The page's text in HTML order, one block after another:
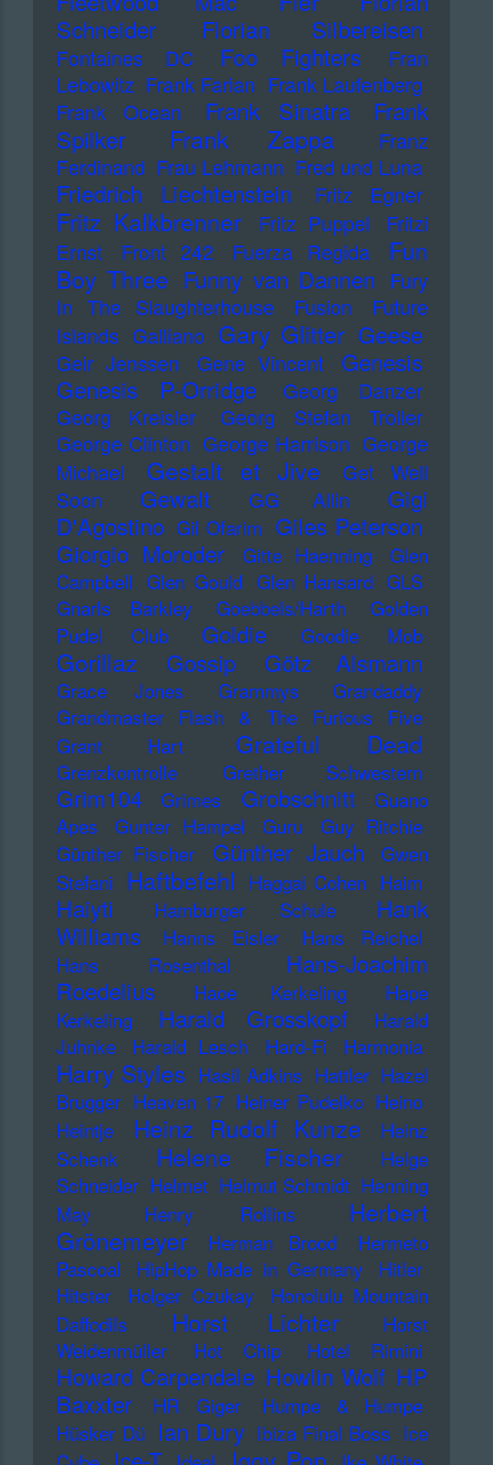
Schneider
Florian Silbereisen
Fontaines DC Foo Fighters
Fran
Lebowitz Frank Farian Frank Laufenberg
Frank Ocean
Frank Sinatra
Frank
Spilker
Frank Zappa
Franz
Ferdinand Frau Lehmann Fred und Luna
Friedrich Liechtenstein Fritz Egner
Fritz Kalkbrenner Fritz Puppel
Fritzi
Ernst
Front 242 Fuerza Regida
Fun
Boy Three Funny van Dannen Fury
In The Slaughterhouse
Fusion
Future
Islands Galliano Gary Glitter Geese
Geir Jenssen Gene Vincent
Genesis
Genesis P-Orridge
Georg Danzer
Georg Kreisler
Georg Stefan Troller
George Clinton George Harrison George
Michael
Gestalt et Jive
Get Well
Soon
Gewalt GG Allin
Gigi
D'Agostino Gil Ofarim Giles Peterson
Giorgio Moroder
Gitte Haenning
Glen
Campbell Glen Gould Glen Hansard GLS
Gnarls Barkley
Goebbels/Harth
Golden
Pudel Club
Goldie Goodie Mob
Gorillaz Gossip Götz Alsmann
Grace Jones Grammys
Grandaddy
Grandmaster Flash & The Furious Five
Grant Hart
Grateful Dead
Grenzkontrolle Grether Schwestern
Grim104 Grimes Grobschnitt
Guano
Apes
Gunter Hampel Guru
Guy Ritchie
Günther Fischer
Günther Jauch
Gwen
Stefani Haftbefehl Haggai Cohen Haim
Haiyti Hamburger Schule
Hank
Williams
Hanns Eisler
Hans Reichel
Hans Rosenthal
Hans-Joachim
Roedelius
Haoe Kerkeling
Hape
Kerkeling
Harald Grosskopf
Harald
Juhnke
Harald Lesch Hard-Fi Harmonia
Harry Styles Hasil Adkins Hattler Hazel
Brugger Heaven 17 Heiner Pudelko Heino
Heintje
Heinz Rudolf Kunze
Heinz
Schenk
Helene Fischer
Helge
Schneider Helmet Helmut Schmidt Henning
May
Henry Rollins
Herbert
Grönemeyer
Herman Brood
Hermeto
Pascoal
HipHop Made in Germany
Hitler
Hitster
Holger Czukay
Honolulu Mountain
Daffodils
Horst Lichter
Horst
Weidenmüller
Hot Chip Hotel Rimini
Howard Carpendale Howlin Wolf HP
Baxxter
HR Giger
Humpe & Humpe
Hüsker Dü Ian Dury Ibiza Final Boss Ice